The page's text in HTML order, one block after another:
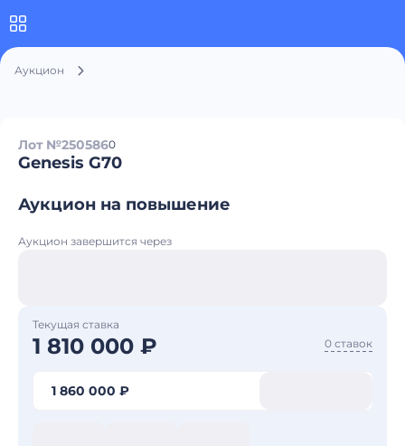
Аукцион
Лот №2505860
Genesis G70
Аукцион на повышение
Аукцион завершится через
Текущая ставка
1 810 000 ₽ 0 ставок
1 860 000 ₽